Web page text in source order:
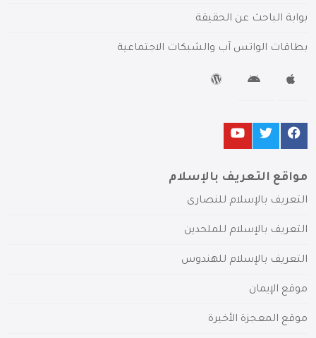
بوابة الباحث عن الحقيقة
بطاقات الواتس آب والشبكات الاجتماعية
مواقع التعريف بالإسلام
التعريف بالإسلام للنصارى
التعريف بالإسلام للملحدين
التعريف بالإسلام للهندوس
موقع الإيمان
موقع المعجزة الأخيرة